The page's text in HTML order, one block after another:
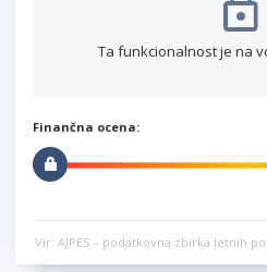
Ta funkcionalnost je na
Finančna ocena:
Vir: AJPES – podatkovna zbirka letnih